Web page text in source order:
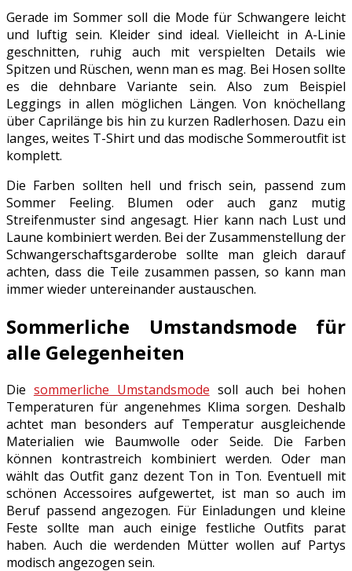
Gerade im Sommer soll die Mode für Schwangere leicht
und luftig sein. Kleider sind ideal. Vielleicht in A-Linie
geschnitten, ruhig auch mit verspielten Details wie
Spitzen und Rüschen, wenn man es mag. Bei Hosen sollte
es die dehnbare Variante sein. Also zum Beispiel
Leggings in allen möglichen Längen. Von knöchellang
über Caprilänge bis hin zu kurzen Radlerhosen. Dazu ein
langes, weites T-Shirt und das modische Sommeroutfit ist
komplett.
Die Farben sollten hell und frisch sein, passend zum
Sommer Feeling. Blumen oder auch ganz mutig
Streifenmuster sind angesagt. Hier kann nach Lust und
Laune kombiniert werden. Bei der Zusammenstellung der
Schwangerschaftsgarderobe sollte man gleich darauf
achten, dass die Teile zusammen passen, so kann man
immer wieder untereinander austauschen.
Sommerliche Umstandsmode für
alle Gelegenheiten
Die sommerliche Umstandsmode soll auch bei hohen
Temperaturen für angenehmes Klima sorgen. Deshalb
achtet man besonders auf Temperatur ausgleichende
Materialien wie Baumwolle oder Seide. Die Farben
können kontrastreich kombiniert werden. Oder man
wählt das Outfit ganz dezent Ton in Ton. Eventuell mit
schönen Accessoires aufgewertet, ist man so auch im
Beruf passend angezogen. Für Einladungen und kleine
Feste sollte man auch einige festliche Outfits parat
haben. Auch die werdenden Mütter wollen auf Partys
modisch angezogen sein.